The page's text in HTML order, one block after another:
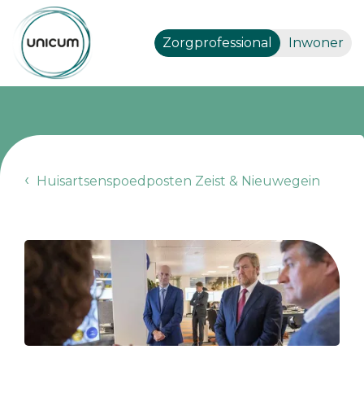
Zorgprofessional Inwoner
Huisartsenspoedposten Zeist & Nieuwegein